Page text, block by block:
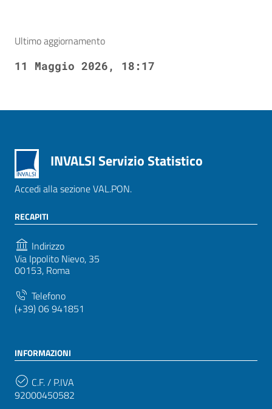
Ultimo aggiornamento
11 Maggio 2026, 18:17
INVALSI Servizio Statistico
Accedi alla sezione VAL.PON.
RECAPITI
Indirizzo
Via Ippolito Nievo, 35
00153, Roma
Telefono
(+39) 06 941851
INFORMAZIONI
C.F. / P.IVA
92000450582